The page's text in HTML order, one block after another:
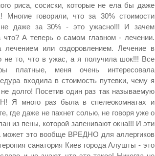
риса, сосиски, которые не ела бы даже
говорили, что за 30% стоимости
даже за 30% - это ужасно!!! И зачем
что? А теперь о самом главном - лечении.
или оздоровлением. Лечение в
не то, что в ужас, а я получила шок!!! Все
платные, меня очень интересовала
входила в стоимость путевки, чему я
долго! Посетив один раз так называемую
Я много раз была в спелеокомнатах и
где даже не пахнет солью, не говоря уже о
из пены, которой запенивают окна!!! И эти
может это вообще ВРЕДНО для аллергиков
санатория Киев города Алушты - это